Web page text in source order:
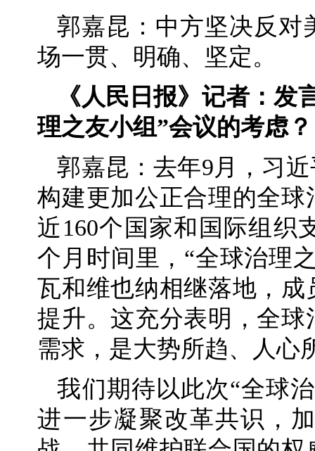
郭嘉昆：中方坚决反对
场一贯、明确、坚定。
《人民日报》记者：
理之友小组”会议的考虑？
郭嘉昆：去年9月，习
构建更加公正合理的全
近160个国家和国际组织
个月时间里，“全球治理
瓦和维也纳相继落地，
提升。这充分表明，全
需求，是大势所趋、人心
我们期待以此次“全球
进一步凝聚改革共识，